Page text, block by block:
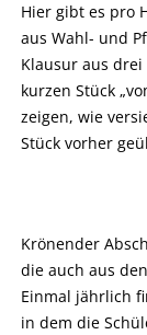
Hier gibt es pro
aus Wahl- und
Klausur aus
kurzen Stück
zeigen, wie
Stück vorher
Krönender
die auch aus
Einmal jährlich
in dem die